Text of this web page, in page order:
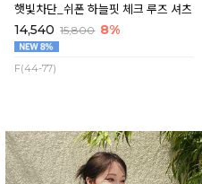
햇빛차단_쉬폰 하늘핏 체크 루즈 셔츠
14,540 15,800 8%
F(44-77)